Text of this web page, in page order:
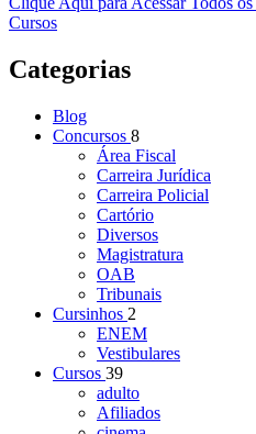
Cursos
Categorias
Blog
Concursos 8
Área Fiscal
Carreira Jurídica
Carreira Policial
Cartório
Diversos
Magistratura
OAB
Tribunais
Cursinhos 2
ENEM
Vestibulares
Cursos 39
adulto
Afiliados